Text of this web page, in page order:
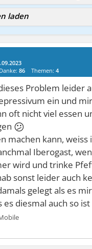
laden
Danke:86 Themen:4
Problem leider
ein und
oft nicht viel essen
😕
machen kann, weiss
Iberogast,
wird und trinke
sonst leider auch
gelegt als es
es diesmal auch so ist